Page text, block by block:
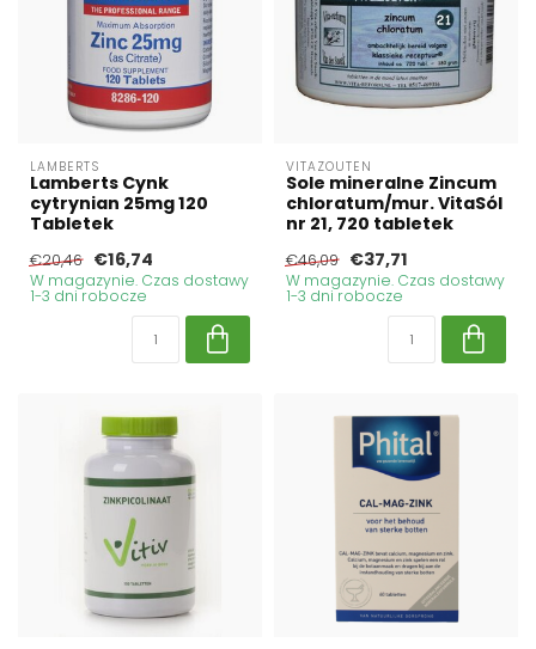
LAMBERTS
Lamberts Cynk
cytrynian 25mg 120
Tabletek
€20,46 €16,74
W magazynie. Czas dostawy
1-3 dni robocze
VITAZOUTEN
Sole mineralne Zincum
chloratum/mur. VitaSól
nr 21, 720 tabletek
€46,09 €37,71
W magazynie. Czas dostawy
1-3 dni robocze